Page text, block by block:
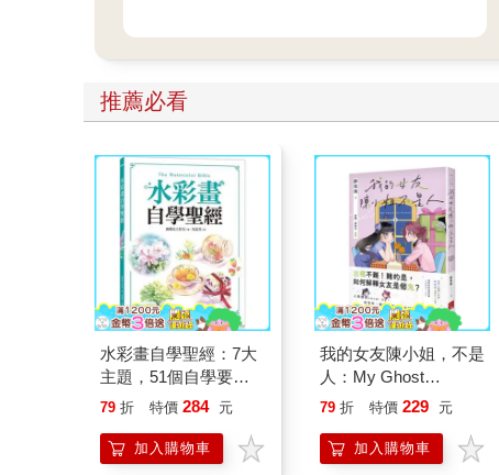
推薦必看
水彩畫自學聖經：7大
主題，51個自學要
點，一本最全面的水彩
79 折 特價 284 元
加入購物車
我的女友陳小姐，不是
人：My Ghost
Girlfriend 2
79 折 特價 229 元
加入購物車